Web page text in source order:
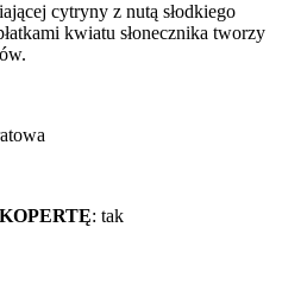
cytryny z nutą słodkiego
kwiatu słonecznika tworzy
: tak